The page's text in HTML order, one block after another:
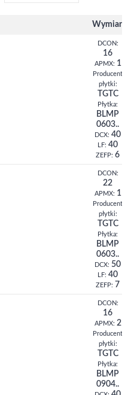
Wymiary
DCON:
16
APMX: 1
Producent
płytki:
TGTC
Płytka:
BLMP
0603..
DCX: 40
LF: 40
ZEFP: 6
DCON:
22
APMX: 1
Producent
płytki:
TGTC
Płytka:
BLMP
0603..
DCX: 50
LF: 40
ZEFP: 7
DCON:
16
APMX: 2
Producent
płytki:
TGTC
Płytka:
BLMP
0904..